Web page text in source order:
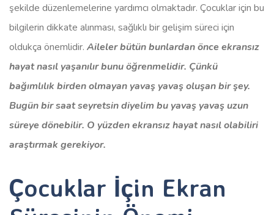
şekilde düzenlemelerine yardımcı olmaktadır. Çocuklar için bu
bilgilerin dikkate alınması, sağlıklı bir gelişim süreci için
oldukça önemlidir. Aileler bütün bunlardan önce ekransız
hayat nasıl yaşanılır bunu öğrenmelidir. Çünkü
bağımlılık birden olmayan yavaş yavaş oluşan bir şey.
Bugün bir saat seyretsin diyelim bu yavaş yavaş uzun
süreye dönebilir. O yüzden ekransız hayat nasıl olabiliri
araştırmak gerekiyor.
Çocuklar İçin Ekran